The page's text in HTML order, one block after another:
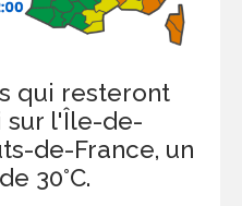
qui resteront
sur l'Île-de-
de-France, un
30°C.